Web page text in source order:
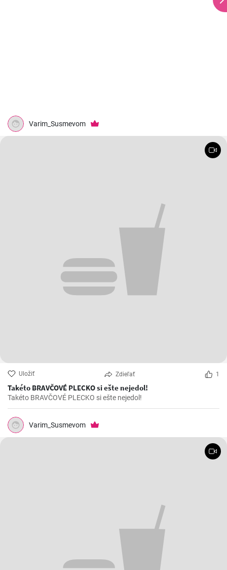
Varim_Susmevom
Uložiť Zdieľať 1
Takéto BRAVČOVÉ PLECKO si ešte nejedol!
Takéto BRAVČOVÉ PLECKO si ešte nejedol!
Varim_Susmevom